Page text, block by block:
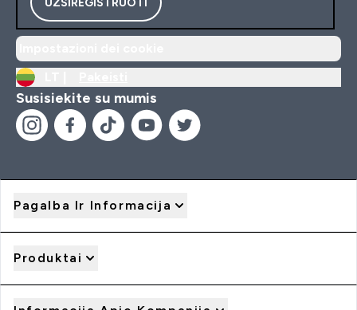
Susisiekite su mumis
Pagalba Ir Informacija
Produktai